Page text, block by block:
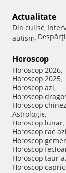
Actualitate
Din culise,
autism,
Horoscop
Horoscop 2026,
Horoscop 2025,
Horoscop azi,
Horoscop
Horoscop
Astrologie,
Horoscop lunar,
Horoscop rac azi
Horoscop
Horoscop
Horoscop taur
Horoscop